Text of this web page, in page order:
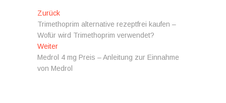
Beitragsnavigation
ZurückVorheriger
Beitrag:
Trimethoprim alternative rezeptfrei kaufen –
Wofür wird Trimethoprim verwendet?
WeiterNächster
Beitrag:
Medrol 4 mg Preis – Anleitung zur Einnahme
von Medrol